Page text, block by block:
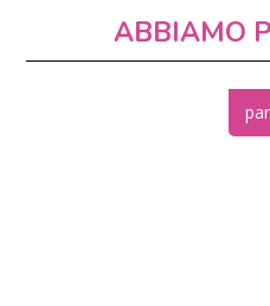
ABBIAMO